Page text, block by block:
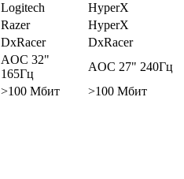
Logitech
HyperX
Razer
HyperX
DxRacer
DxRacer
AOC 32"
165Гц
AOC 27" 240Гц
>100 Мбит >100 Мбит